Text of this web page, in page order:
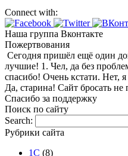
Connect with:
Наша группа Вконтакте
Пожертвования
Сегодня пришёл ещё один
лучшие! 1. Чел, да без
спасибо! Очень кстати. Нет,
Да, старина! Сайт бросать
Спасибо за поддержку
Поиск по сайту
Search:
Рубрики сайта
1С (8)